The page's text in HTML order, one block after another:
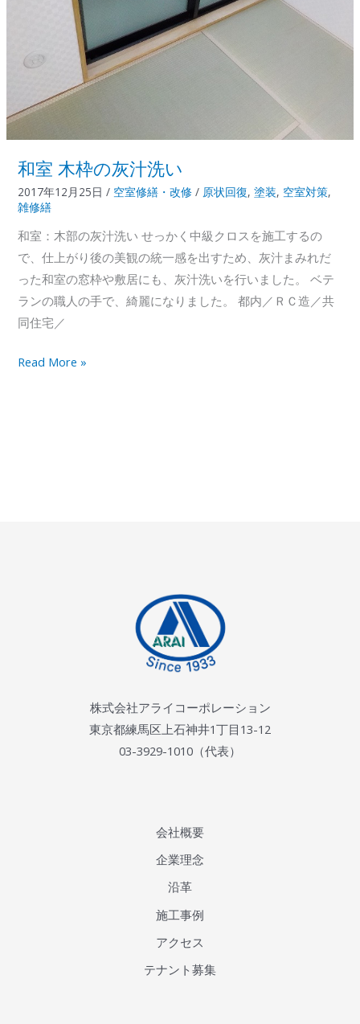
和室 木枠の灰汁洗い
2017年12月25日/ 空室修繕・改修 / 原状回復,塗装, 空室対策,
雑修繕
和室：木部の灰汁洗い せっかく中級クロスを施工するの
で、仕上がり後の美観の統一感を出すため、灰汁まみれだ
った和室の窓枠や敷居にも、灰汁洗いを行いました。 ベテ
ランの職人の手で、綺麗になりました。 都内／ＲＣ造／共
同住宅／
和
Read More »
株式会社アライコーポレーション
東京都練馬区上石神井1丁目13-12
03-3929-1010（代表）
会社概要
企業理念
沿革
施工事例
アクセス
テナント募集